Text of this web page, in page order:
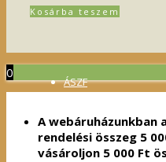
Kosárba teszem
ÁSZF
Adatvédelmi
0
A webáruházunkban
rendelési összeg 5
vásároljon 5 000 Ft